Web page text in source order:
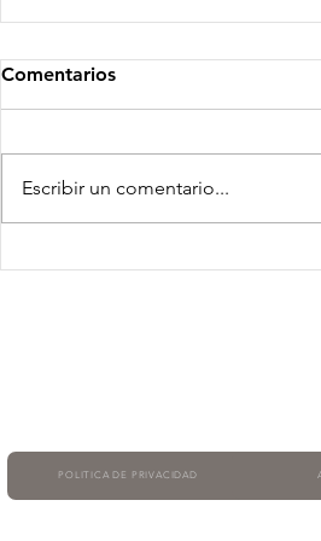
Acuerdo de colaboración
alcanzado por este despacho de
abogados con Isubasta.
Comentarios
Escribir un comentario...
POLITICA DE PRIVACIDAD